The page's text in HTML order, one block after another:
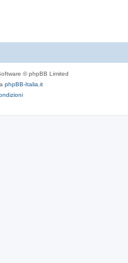
© phpBB Limited
phpBB-Italia.it